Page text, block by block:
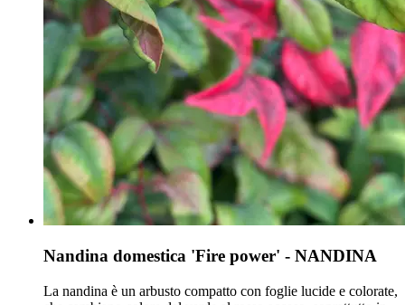
Nandina domestica 'Fire power' - NANDINA
La nandina è un arbusto compatto con foglie lucide e colorate,